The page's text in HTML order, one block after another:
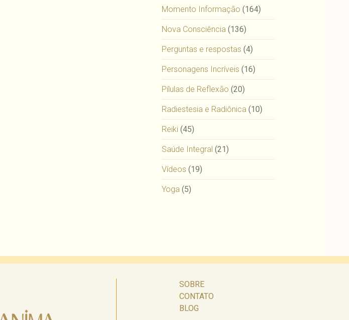
Momento Informação (164)
Nova Consciência (136)
Perguntas e respostas (4)
Personagens Incríveis (16)
Pílulas de Reflexão (20)
Radiestesia e Radiônica (10)
Reiki (45)
Saúde Integral (21)
Vídeos (19)
Yoga (5)
SOBRE
CONTATO
BLOG